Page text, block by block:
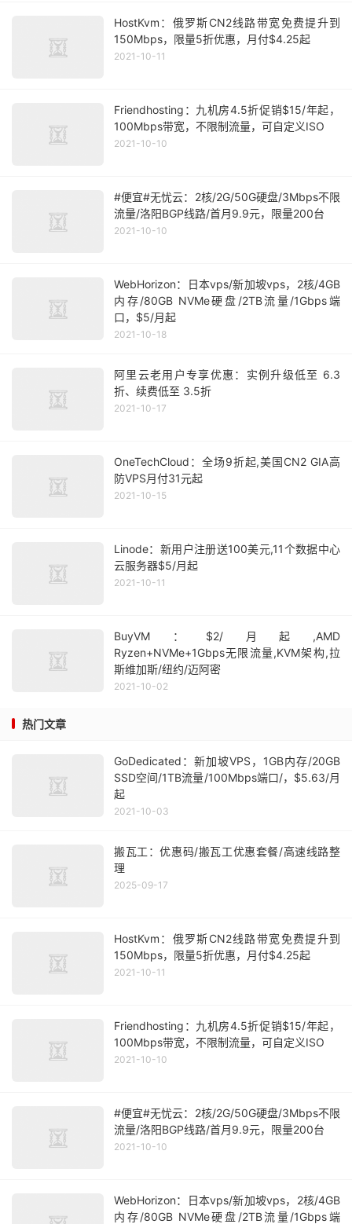
HostKvm：俄罗斯CN2线路带宽免费提升到
150Mbps，限量5折优惠，月付$4.25起
2021-10-11
Friendhosting：九机房4.5折促销$15/年起，
100Mbps带宽，不限制流量，可自定义ISO
2021-10-10
#便宜#无忧云：2核/2G/50G硬盘/3Mbps不限
流量/洛阳BGP线路/首月9.9元，限量200台
2021-10-10
WebHorizon：日本vps/新加坡vps，2核/4GB
内存/80GB NVMe硬盘/2TB流量/1Gbps端
口，$5/月起
2021-10-18
阿里云老用户专享优惠：实例升级低至 6.3
折、续费低至 3.5折
2021-10-17
OneTechCloud：全场9折起,美国CN2 GIA高
防VPS月付31元起
2021-10-15
Linode：新用户注册送100美元,11个数据中心
云服务器$5/月起
2021-10-11
BuyVM：$2/月起,AMD
Ryzen+NVMe+1Gbps无限流量,KVM架构,拉
斯维加斯/纽约/迈阿密
2021-10-02
热门文章
GoDedicated：新加坡VPS，1GB内存/20GB
SSD空间/1TB流量/100Mbps端口/，$5.63/月
起
2021-10-03
搬瓦工：优惠码/搬瓦工优惠套餐/高速线路整
理
2025-09-17
HostKvm：俄罗斯CN2线路带宽免费提升到
150Mbps，限量5折优惠，月付$4.25起
2021-10-11
Friendhosting：九机房4.5折促销$15/年起，
100Mbps带宽，不限制流量，可自定义ISO
2021-10-10
#便宜#无忧云：2核/2G/50G硬盘/3Mbps不限
流量/洛阳BGP线路/首月9.9元，限量200台
2021-10-10
WebHorizon：日本vps/新加坡vps，2核/4GB
内存/80GB NVMe硬盘/2TB流量/1Gbps端